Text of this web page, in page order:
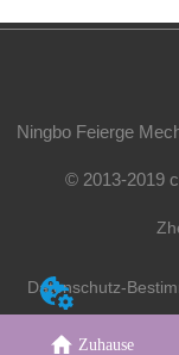
Ningbo Feierge
© 2013-2019
Datenschutz-
Zuhause